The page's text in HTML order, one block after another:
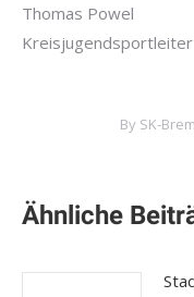
Thomas Powel
Kreisjugendsportleiter
By SK-
Ähnliche